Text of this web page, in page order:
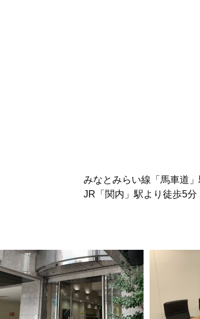
みなとみらい線「馬車道
JR「関内」駅より徒歩5分